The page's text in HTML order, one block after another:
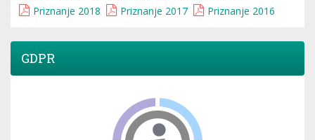
Priznanje 2018
Priznanje 2017 Priznanje 2016
GDPR